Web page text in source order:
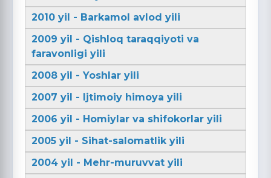
2010 yil - Barkamol avlod yili
2009 yil - Qishloq taraqqiyoti va
faravonligi yili
2008 yil - Yoshlar yili
2007 yil - Ijtimoiy himoya yili
2006 yil - Homiylar va shifokorlar yili
2005 yil - Sihat-salomatlik yili
2004 yil - Mehr-muruvvat yili